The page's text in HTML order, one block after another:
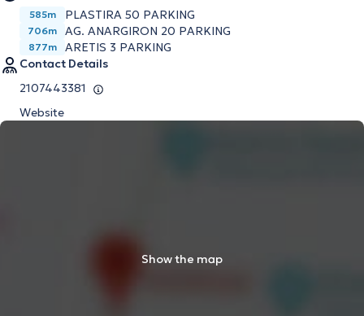
585m PLASTIRA 50 PARKING
706m AG. ANARGIRON 20 PARKING
877m
ARETIS 3 PARKING
Contact Details
2107443381
Website
Show the map